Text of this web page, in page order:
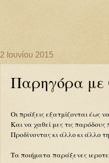
2 Ιουνίου 2015
Παρηγόρα με
Οι πράξεις εξατμίζονται έως
Και να χαθεί μες τις
Προδίνοντας κι άλλο κι άλλο
Τα ποιήματα παράξενες